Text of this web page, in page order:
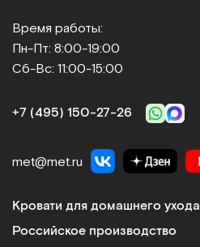
Время работы:
Пн-Пт: 8:00-19:00
Сб-Вс: 11:00-15:00
+7 (495) 150‑27‑26
met@met.ru
Кровати для домашнего ухода
Российское производство